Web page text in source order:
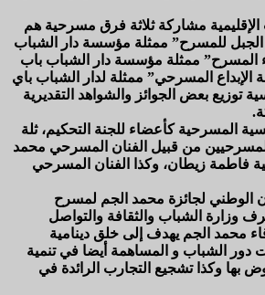
مشاركة ثلاثة فرق مسرحية هم
للمسرح” ممثلة مؤسسة دار الشباب
المسرح” ممثلة مؤسسة دار الشباب باب
الإبداع المسرحي” ممثلة لدار الشباب باي
توزيع بعض الجوائز والشواهد التقديرية
المسرحية كأعضاء للجنة التحكيم، ثلة
المسرحيين من قبيل الفنان المسرحي محمد
فاطمة زيطان، وكذا الفنان المسرحي
الوطني لجائزة محمد الجم لمسرح
وزارة الشباب والثقافة والتواصل
محمد الجم يهدف إلى خلق دينامية
الشباب و المساهمة أيضا في تنمية
بها وكذا تشجيع التجارب الرائدة في